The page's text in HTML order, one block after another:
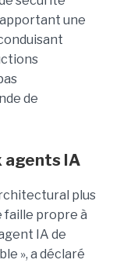
une
de
agents IA
plus
faille propre à
IA de
», a déclaré